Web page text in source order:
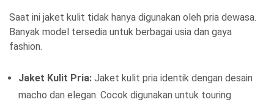
Saat ini jaket kulit tidak hanya digunakan oleh pria dewasa.
Banyak model tersedia untuk berbagai usia dan gaya
fashion.
Jaket Kulit Pria: Jaket kulit pria identik dengan desain
macho dan elegan. Cocok digunakan untuk touring